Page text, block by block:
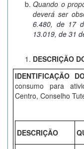
Quando o
deverá ser
6.480, de 17
13.019, de 31
DESCRIÇÃO
IDENTIFICAÇÃO
consumo para
Centro, Conselho
DESCRIÇÃO